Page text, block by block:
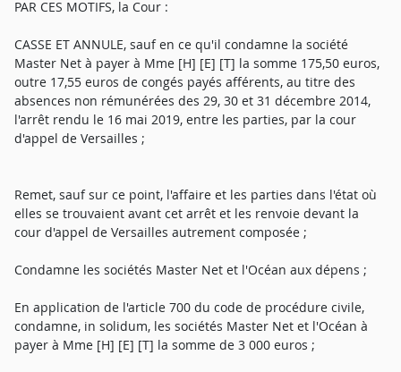
PAR CES MOTIFS, la Cour :
CASSE ET ANNULE, sauf en ce qu'il condamne la société
Master Net à payer à Mme [H] [E] [T] la somme 175,50 euros,
outre 17,55 euros de congés payés afférents, au titre des
absences non rémunérées des 29, 30 et 31 décembre 2014,
l'arrêt rendu le 16 mai 2019, entre les parties, par la cour
d'appel de Versailles ;
Remet, sauf sur ce point, l'affaire et les parties dans l'état où
elles se trouvaient avant cet arrêt et les renvoie devant la
cour d'appel de Versailles autrement composée ;
Condamne les sociétés Master Net et l'Océan aux dépens ;
En application de l'article 700 du code de procédure civile,
condamne, in solidum, les sociétés Master Net et l'Océan à
payer à Mme [H] [E] [T] la somme de 3 000 euros ;